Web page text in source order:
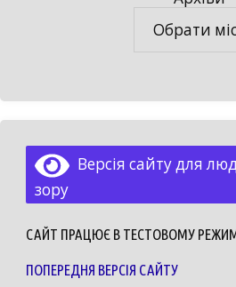
Версія сайту для
зору
САЙТ ПРАЦЮЄ В ТЕСТОВОМУ
ПОПЕРЕДНЯ ВЕРСІЯ САЙТУ